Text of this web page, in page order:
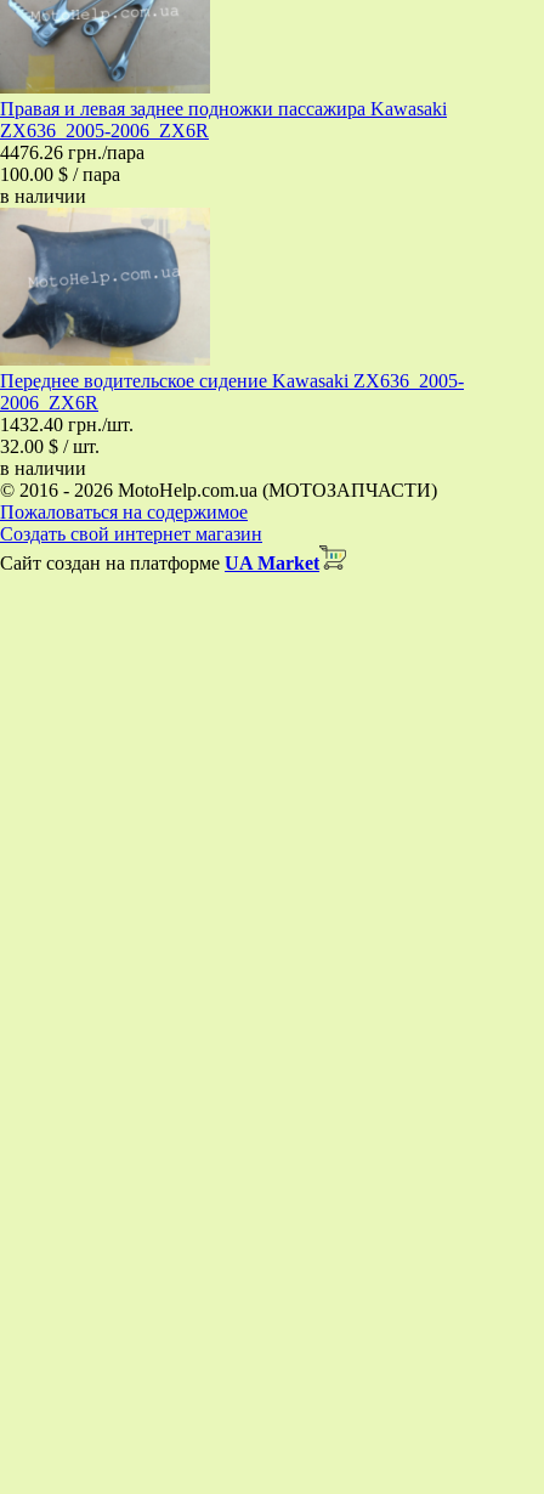
Правая и левая заднее подножки пассажира Kawasaki
ZX636_2005-2006_ZX6R
4476.26 грн./пара
100.00 $ / пара
в наличии
Переднее водительское сидение Kawasaki ZX636_2005-
2006_ZX6R
1432.40 грн./шт.
32.00 $ / шт.
в наличии
© 2016 - 2026 MotoHelp.com.ua (МОТОЗАПЧАСТИ)
Пожаловаться на содержимое
Создать свой интернет магазин
Сайт создан на платформе UA Market